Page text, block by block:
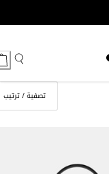
تصفية / ترتيب